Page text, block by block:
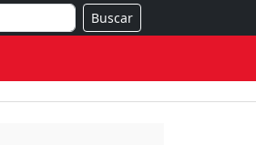
Buscar